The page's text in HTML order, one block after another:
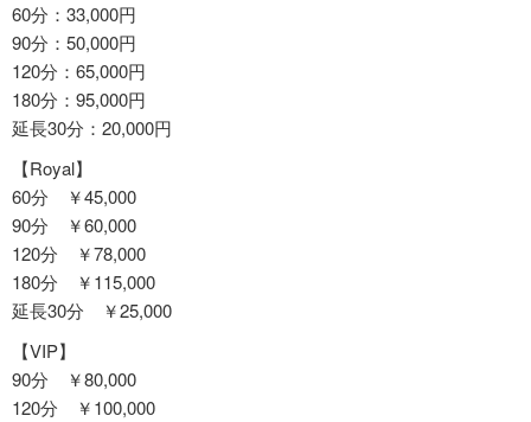
60分：33,000円
90分：50,000円
120分：65,000円
180分：95,000円
延長30分：20,000円
【Royal】
60分 ￥45,000
90分 ￥60,000
120分 ￥78,000
180分 ￥115,000
延長30分 ￥25,000
【VIP】
90分 ￥80,000
120分 ￥100,000